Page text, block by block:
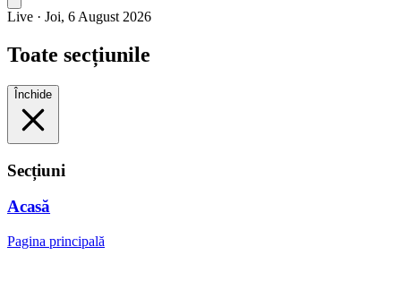
Live · Joi, 6 August 2026
Toate secțiunile
Închide
Secțiuni
Acasă
Pagina principală